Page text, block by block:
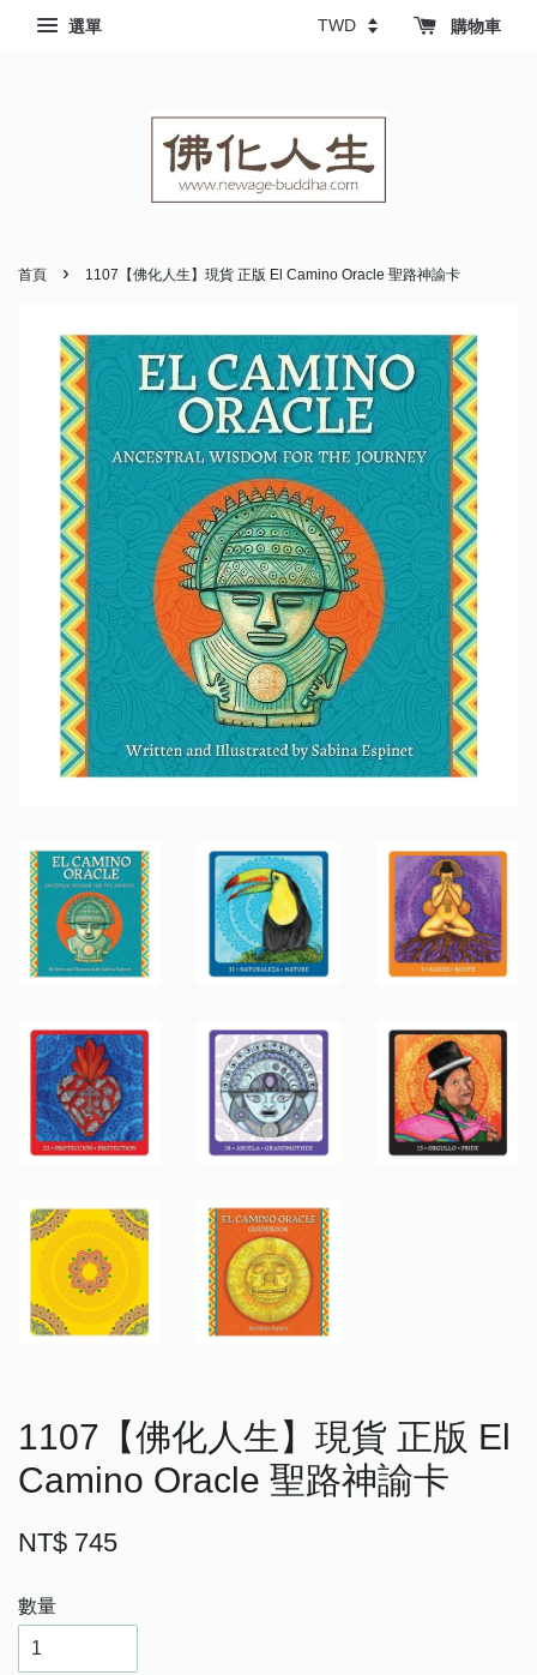
選單 購物車
首頁 › 1107【佛化人生】現貨 正版 El Camino Oracle 聖路神諭卡
1107【佛化人生】現貨 正版 El
Camino Oracle 聖路神諭卡
NT$ 745
數量